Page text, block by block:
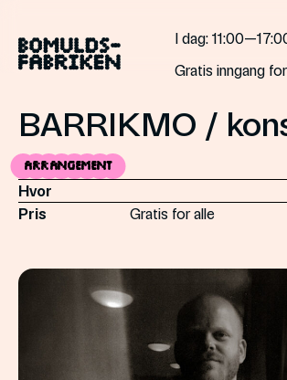
innholdet
I dag:
Gratis inngang
BARRIKMO /
Arrangement
Hvor
Pris
Gratis for alle